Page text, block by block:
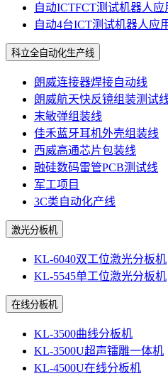
自动ICTFCT测试机器人应
自动4台ICT测试机器人应
科立全自动化生产线
朗威连接器焊接自动线
朗威航天快反镜组装测试
末敏弹组装线
佳禾蓝牙耳机外壳组装线
西威高通芯片包装线
融硅数码雷管PCB测试线
军工项目
3C类自动化产线
激光分板机
KL-6040双工位激光分板机
KL-5545单工位激光分板机
在线分板机
KL-3500曲线分板机
KL-3500U超声镭雕一体机
KL-4500U在线分板机